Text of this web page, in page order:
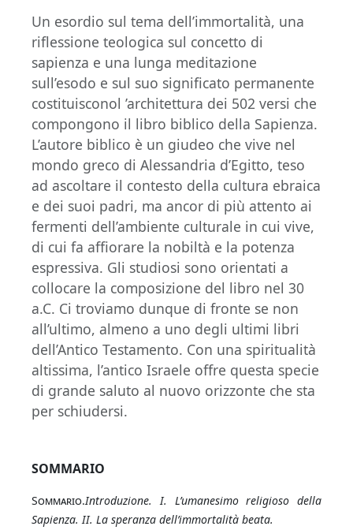
Un esordio sul tema dell’immortalità, una
riflessione teologica sul concetto di
sapienza e una lunga meditazione
sull’esodo e sul suo significato permanente
costituisconol ’architettura dei 502 versi che
compongono il libro biblico della Sapienza.
L’autore biblico è un giudeo che vive nel
mondo greco di Alessandria d’Egitto, teso
ad ascoltare il contesto della cultura ebraica
e dei suoi padri, ma ancor di più attento ai
fermenti dell’ambiente culturale in cui vive,
di cui fa affiorare la nobiltà e la potenza
espressiva. Gli studiosi sono orientati a
collocare la composizione del libro nel 30
a.C. Ci troviamo dunque di fronte se non
all’ultimo, almeno a uno degli ultimi libri
dell’Antico Testamento. Con una spiritualità
altissima, l’antico Israele offre questa specie
di grande saluto al nuovo orizzonte che sta
per schiudersi.
SOMMARIO
Sommario.Introduzione.
I. L’umanesimo religioso della
Sapienza. II. La speranza dell’immortalità beata.